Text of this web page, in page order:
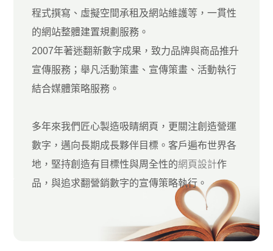
程式撰寫、虛擬空間承租及網站維護等，一貫性
的網站整體建置規劃服務。
2007年著迷翻新數字成果，致力品牌與商品推升
宣傳服務；舉凡活動策畫、宣傳策畫、活動執行
結合媒體策略服務。
多年來我們匠心製造吸睛網頁，更關注創造營運
數字，邁向長期成長夥伴目標。客戶遍布世界各
地，堅持創造有目標性與周全性的網頁設計作
品，與追求翻營銷數字的宣傳策略執行。